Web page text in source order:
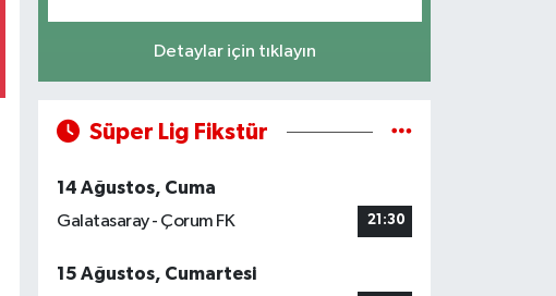
Detaylar için tıklayın
Süper Lig Fikstür
14 Ağustos, Cuma
Galatasaray - Çorum FK
21:30
15 Ağustos, Cumartesi